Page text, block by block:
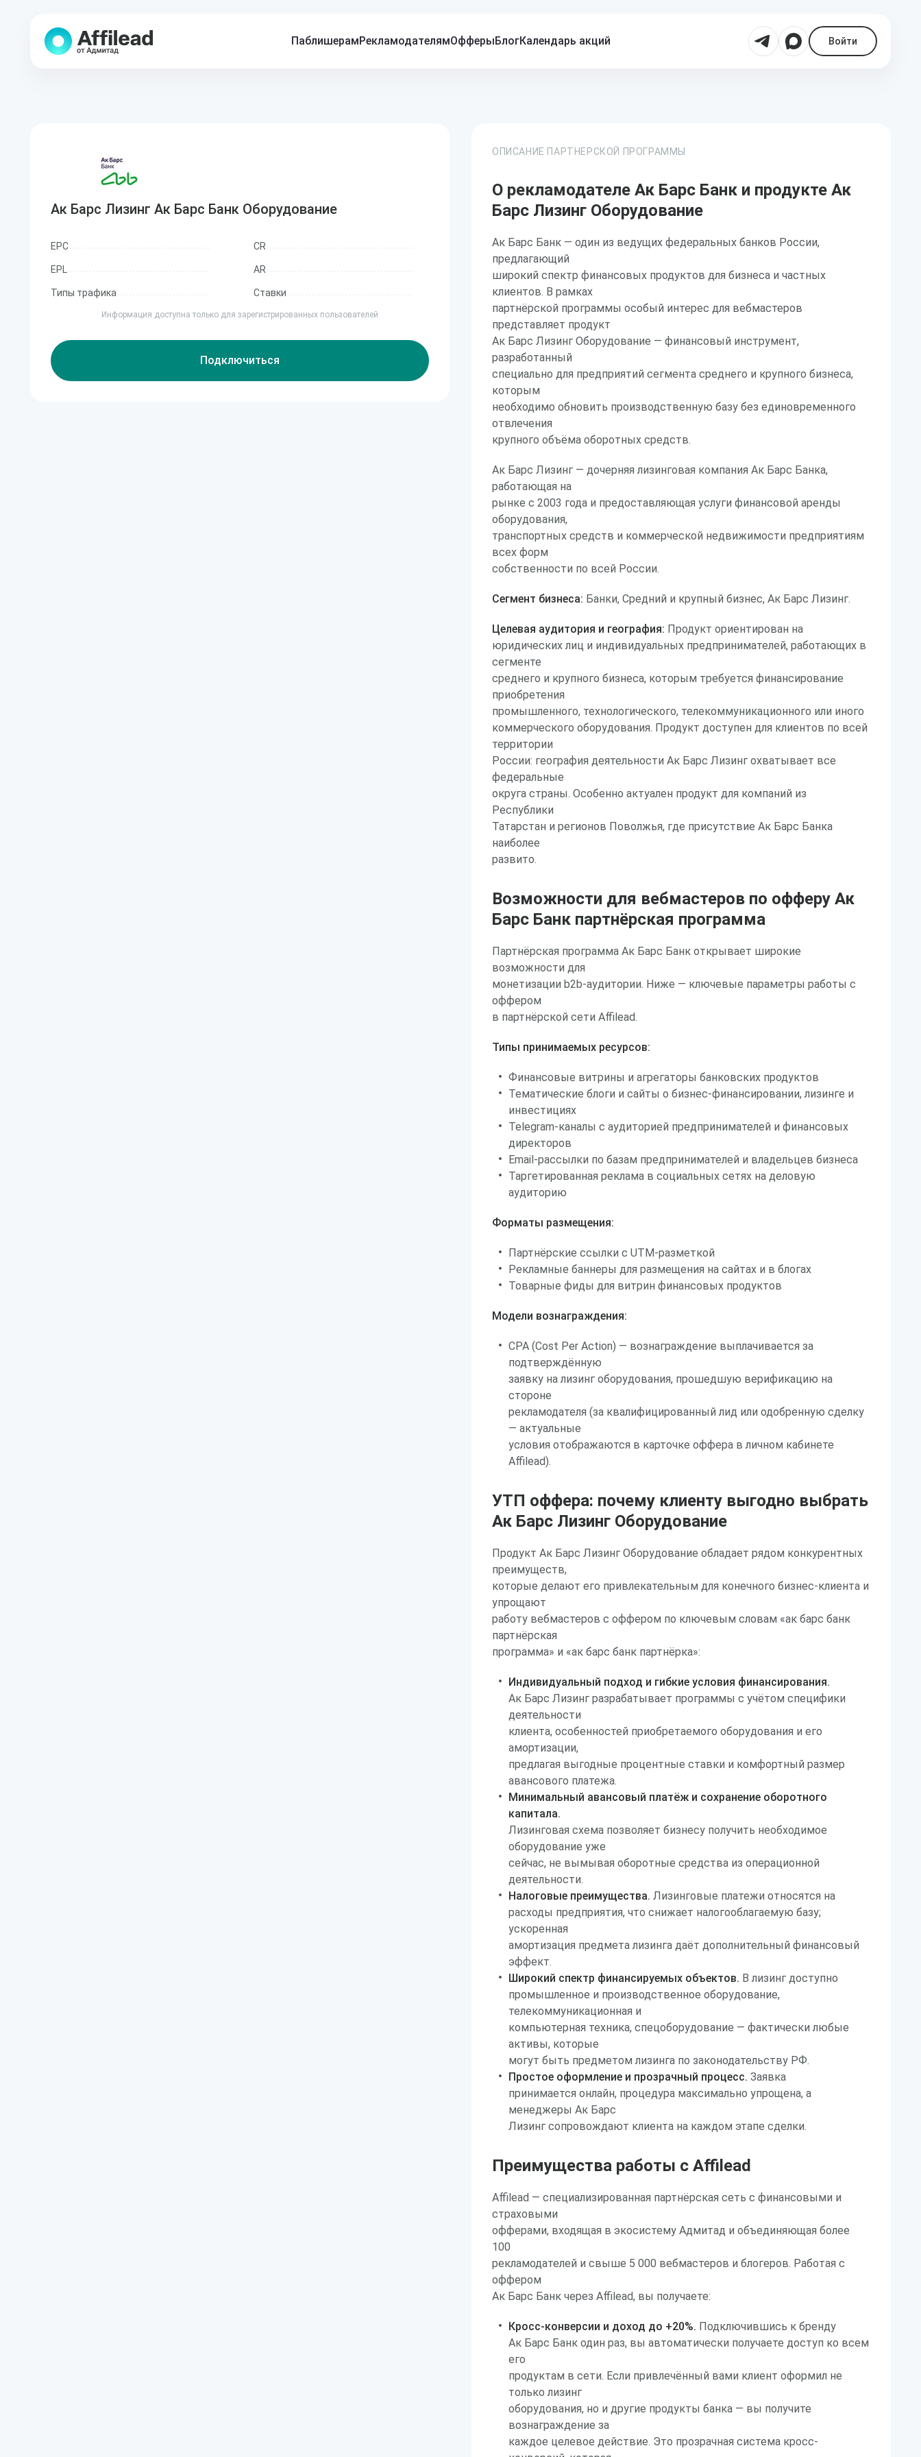
ПаблишерамРекламодателямОфферыБлогКалендарь акций Войти
Ак Барс Лизинг Ак Барс Банк Оборудование
EPC CR
EPL AR
Типы трафика Ставки
Информация доступна только для зарегистрированных пользователей
Подключиться
ОПИСАНИЕ ПАРТНЕРСКОЙ ПРОГРАММЫ
О рекламодателе Ак Барс Банк и продукте Ак
Барс Лизинг Оборудование
Ак Барс Банк — один из ведущих федеральных банков России,
предлагающий
широкий спектр финансовых продуктов для бизнеса и частных
клиентов. В рамках
партнёрской программы особый интерес для вебмастеров
представляет продукт
Ак Барс Лизинг Оборудование — финансовый инструмент,
разработанный
специально для предприятий сегмента среднего и крупного бизнеса,
которым
необходимо обновить производственную базу без единовременного
отвлечения
крупного объёма оборотных средств.
Ак Барс Лизинг — дочерняя лизинговая компания Ак Барс Банка,
работающая на
рынке с 2003 года и предоставляющая услуги финансовой аренды
оборудования,
транспортных средств и коммерческой недвижимости предприятиям
всех форм
собственности по всей России.
Сегмент бизнеса: Банки, Средний и крупный бизнес, Ак Барс Лизинг.
Целевая аудитория и география: Продукт ориентирован на
юридических лиц и индивидуальных предпринимателей, работающих в
сегменте
среднего и крупного бизнеса, которым требуется финансирование
приобретения
промышленного, технологического, телекоммуникационного или иного
коммерческого оборудования. Продукт доступен для клиентов по всей
территории
России: география деятельности Ак Барс Лизинг охватывает все
федеральные
округа страны. Особенно актуален продукт для компаний из
Республики
Татарстан и регионов Поволжья, где присутствие Ак Барс Банка
наиболее
развито.
Возможности для вебмастеров по офферу Ак
Барс Банк партнёрская программа
Партнёрская программа Ак Барс Банк открывает широкие
возможности для
монетизации b2b-аудитории. Ниже — ключевые параметры работы с
оффером
в партнёрской сети Affilead.
Типы принимаемых ресурсов:
Финансовые витрины и агрегаторы банковских продуктов
Тематические блоги и сайты о бизнес-финансировании, лизинге и
инвестициях
Telegram-каналы с аудиторией предпринимателей и финансовых
директоров
Email-рассылки по базам предпринимателей и владельцев бизнеса
Таргетированная реклама в социальных сетях на деловую
аудиторию
Форматы размещения:
Партнёрские ссылки с UTM-разметкой
Рекламные баннеры для размещения на сайтах и в блогах
Товарные фиды для витрин финансовых продуктов
Модели вознаграждения:
CPA (Cost Per Action) — вознаграждение выплачивается за
подтверждённую
заявку на лизинг оборудования, прошедшую верификацию на
стороне
рекламодателя (за квалифицированный лид или одобренную сделку
— актуальные
условия отображаются в карточке оффера в личном кабинете
Affilead).
УТП оффера: почему клиенту выгодно выбрать
Ак Барс Лизинг Оборудование
Продукт Ак Барс Лизинг Оборудование обладает рядом конкурентных
преимуществ,
которые делают его привлекательным для конечного бизнес-клиента и
упрощают
работу вебмастеров с оффером по ключевым словам «ак барс банк
партнёрская
программа» и «ак барс банк партнёрка»:
Индивидуальный подход и гибкие условия финансирования.
Ак Барс Лизинг разрабатывает программы с учётом специфики
деятельности
клиента, особенностей приобретаемого оборудования и его
амортизации,
предлагая выгодные процентные ставки и комфортный размер
авансового платежа.
Минимальный авансовый платёж и сохранение оборотного
капитала.
Лизинговая схема позволяет бизнесу получить необходимое
оборудование уже
сейчас, не вымывая оборотные средства из операционной
деятельности.
Налоговые преимущества. Лизинговые платежи относятся на
расходы предприятия, что снижает налогооблагаемую базу;
ускоренная
амортизация предмета лизинга даёт дополнительный финансовый
эффект.
Широкий спектр финансируемых объектов. В лизинг доступно
промышленное и производственное оборудование,
телекоммуникационная и
компьютерная техника, спецоборудование — фактически любые
активы, которые
могут быть предметом лизинга по законодательству РФ.
Простое оформление и прозрачный процесс. Заявка
принимается онлайн, процедура максимально упрощена, а
менеджеры Ак Барс
Лизинг сопровождают клиента на каждом этапе сделки.
Преимущества работы с Affilead
Affilead — специализированная партнёрская сеть с финансовыми и
страховыми
офферами, входящая в экосистему Адмитад и объединяющая более
100
рекламодателей и свыше 5 000 вебмастеров и блогеров. Работая с
оффером
Ак Барс Банк через Affilead, вы получаете:
Кросс-конверсии и доход до +20%. Подключившись к бренду
Ак Барс Банк один раз, вы автоматически получаете доступ ко всем
его
продуктам в сети. Если привлечённый вами клиент оформил не
только лизинг
оборудования, но и другие продукты банка — вы получите
вознаграждение за
каждое целевое действие. Это прозрачная система кросс-